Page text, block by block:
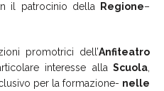
il patrocinio della Regione–
promotrici dell’Anfiteatro
interesse allaScuola,
per la formazione- nelle